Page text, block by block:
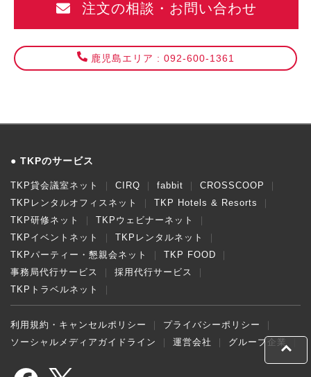
注文の相談・お問い合わせ
鹿児島エリア : 092-600-1361
TKPのサービス
TKP貸会議室ネット CIRQ fabbit
CROSSCOOP
TKPレンタルオフィスネット
TKP Hotels & Resorts
TKP研修ネット
TKPウェビナーネット
TKPイベントネット
TKPレンタルネット
TKPパーティー・懇親会ネット
TKP FOOD
事務局代行サービス
採用代行サービス
TKPトラベルネット
利用規約・キャンセルポリシー
プライバシーポリシー
ソーシャルメディアガイドライン
運営会社 グループ企業